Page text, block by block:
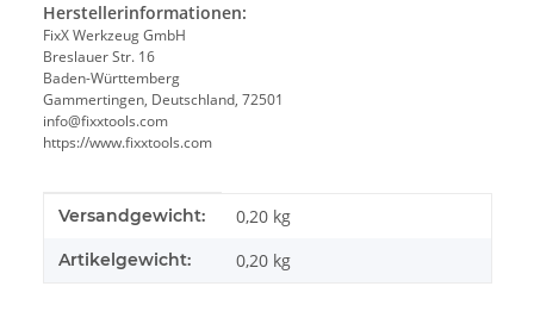
Herstellerinformationen:
FixX Werkzeug GmbH
Breslauer Str. 16
Baden-Württemberg
Gammertingen, Deutschland, 72501
info@fixxtools.com
https://www.fixxtools.com
Produkteigenschaft
Wert
Versandgewicht: 0,20 kg
Artikelgewicht: 0,20 kg